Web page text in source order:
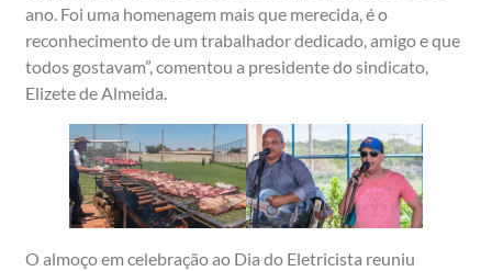
ano. Foi uma homenagem mais que merecida, é o
reconhecimento de um trabalhador dedicado, amigo e que
todos gostavam”, comentou a presidente do sindicato,
Elizete de Almeida.
O almoço em celebração ao Dia do Eletricista reuniu